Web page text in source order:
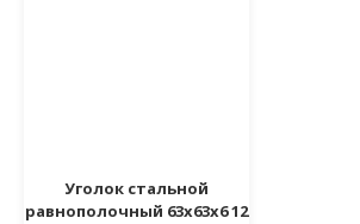
Уголок стальной
равнополочный 63х63х6 12